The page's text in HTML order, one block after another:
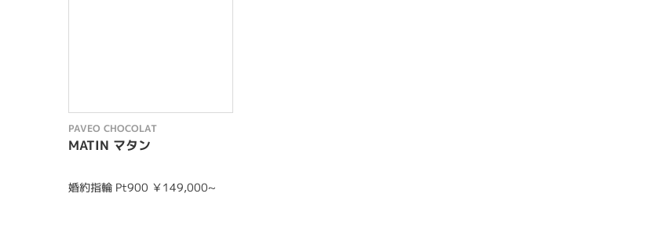
PAVEO CHOCOLAT
MATIN マタン
婚約指輪 Pt900 ￥149,000~